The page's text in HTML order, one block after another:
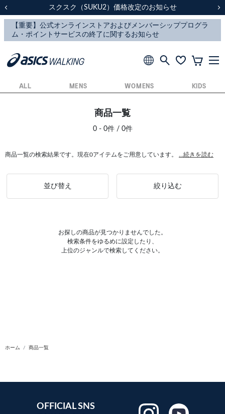
スクスク（SUKU2）価格改定のお知らせ
配送に関するお知らせ
スクスク（SUKU2）価格改定のお知らせ
配送に関するお知らせ
ALL MENS WOMENS KIDS
商品一覧
0 - 0件 / 0件
商品一覧の検索結果です。現在0アイテムをご用意しています。 ...続きを読む
並び替え 絞り込む
お探しの商品が見つかりませんでした。
検索条件をゆるめに設定したり、
上位のジャンルで検索してください。
ホーム 商品一覧
OFFICIAL SNS